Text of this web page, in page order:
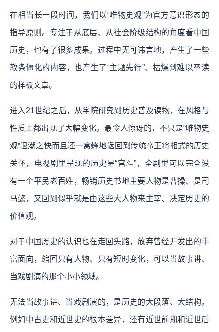
在相当长一段时间，我们以“唯物史观”为官方意识形态的
指导原则。专注于从底层、从社会阶级结构的角度看中国
历史，也有了很多成果。过程中无可讳言地，产生了一些
教条僵化的内容，也产生了“主题先行”、枯燥到难以卒读
的样板文章。
进入21世纪之后，从学院研究到历史普及读物，在风格与
性质上都出现了大幅变化。最令人惊讶的，不只是“唯物史
观”退潮之快而且还一窝蜂地返回到传统帝王将相式的历史
关怀，电视剧里呈现的历史是“宫斗”，全剧里可以完全没
有一个平民老百姓，畅销历史书地主要人物是曹操、是司
马懿，又回到似乎就是由这些大人物来主宰、决定历史的
价值观。
对于中国历史的认识也在走回头路，放弃曾经开发出的丰
富面向，缩回只有人物、只有短时变化，可以当故事讲、
当戏剧演的那个小小领域。
无法当故事讲、当戏剧演的，是历史的大段落、大结构。
例如中古史和近世史的根本差异，还有近世前期和近世后